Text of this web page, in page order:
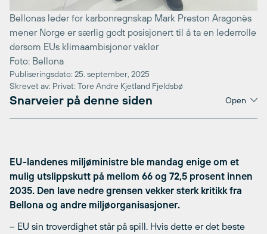
Bellonas leder for karbonregnskap Mark Preston Aragonès
mener Norge er særlig godt posisjonert til å ta en lederrolle
dersom EUs klimaambisjoner vakler
Foto: Bellona
Publiseringsdato: 25. september, 2025
Skrevet av: Privat: Tore Andre Kjetland Fjeldsbø
Snarveier på denne siden Open
EU-landenes miljøministre ble mandag enige om et
mulig utslippskutt på mellom 66 og 72,5 prosent innen
2035. Den lave nedre grensen vekker sterk kritikk fra
Bellona og andre miljøorganisasjoner.
– EU sin troverdighet står på spill. Hvis dette er det beste